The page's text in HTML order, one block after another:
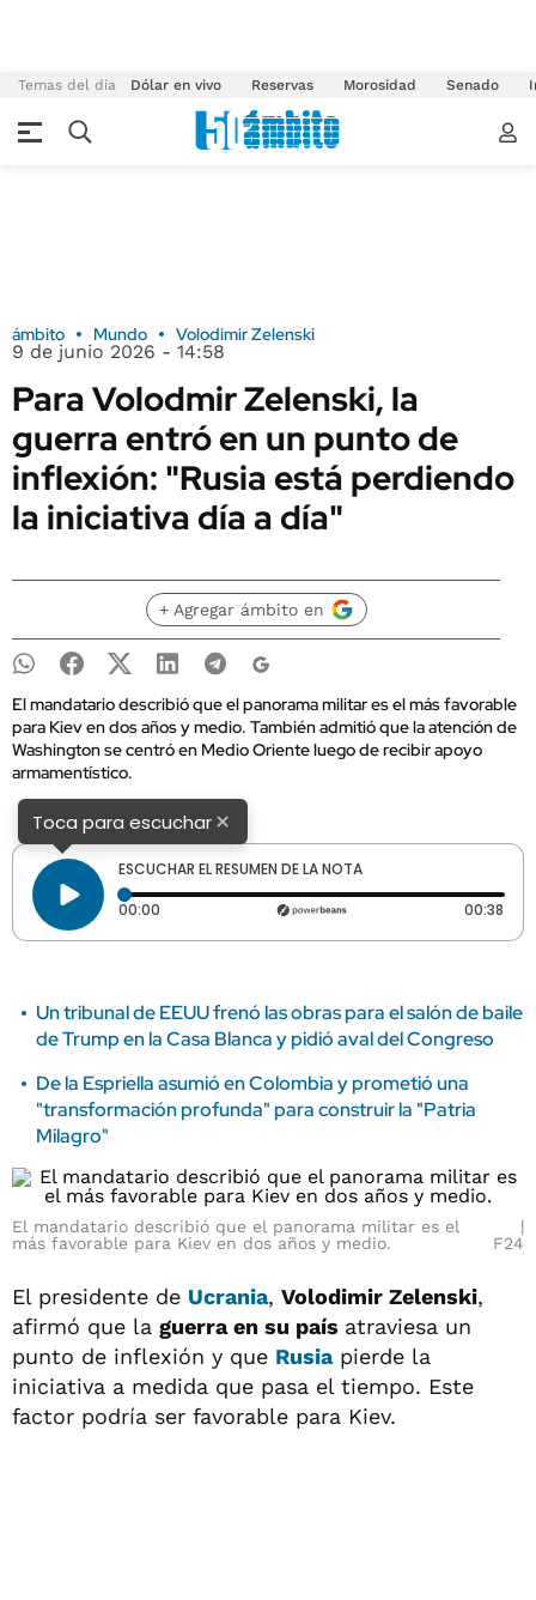
Temas del día Dólar en vivo Reservas Morosidad Senado
ámbito Mundo Volodimir Zelenski
9 de junio 2026 - 14:58
Para Volodmir Zelenski, la
guerra entró en un punto de
inflexión: "Rusia está perdiendo
la iniciativa día a día"
+ Agregar ámbito en
El mandatario describió que el panorama militar es el más favorable
para Kiev en dos años y medio. También admitió que la atención de
Washington se centró en Medio Oriente luego de recibir apoyo
armamentístico.
Toca para escuchar×
ESCUCHAR EL RESUMEN DE LA NOTA
00:00 Tiempo transcurrido: 0 segundos 00:38
Un tribunal de EEUU frenó las obras para el salón de baile
de Trump en la Casa Blanca y pidió aval del Congreso
De la Espriella asumió en Colombia y prometió una
"transformación profunda" para construir la "Patria
Milagro"
El mandatario describió que el panorama militar es el
más favorable para Kiev en dos años y medio.
F24
El presidente de Ucrania, Volodimir Zelenski,
afirmó que la guerra en su país atraviesa un
punto de inflexión y que Rusiapierde la
iniciativa a medida que pasa el tiempo. Este
factor podría ser favorable para Kiev.